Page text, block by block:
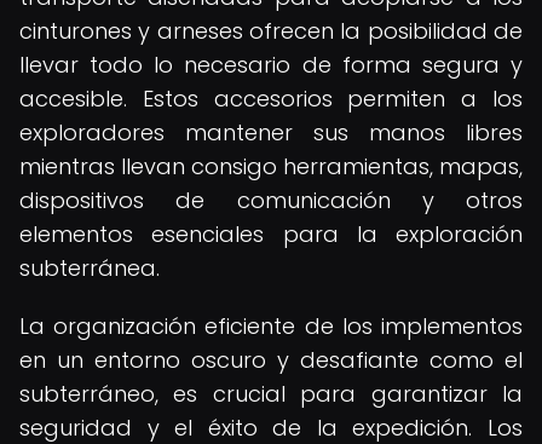
cinturones y arneses ofrecen la posibilidad de
llevar todo lo necesario de forma segura y
accesible. Estos accesorios permiten a los
exploradores mantener sus manos libres
mientras llevan consigo herramientas, mapas,
dispositivos de comunicación y otros
elementos esenciales para la exploración
subterránea.
La organización eficiente de los implementos
en un entorno oscuro y desafiante como el
subterráneo, es crucial para garantizar la
seguridad y el éxito de la expedición. Los